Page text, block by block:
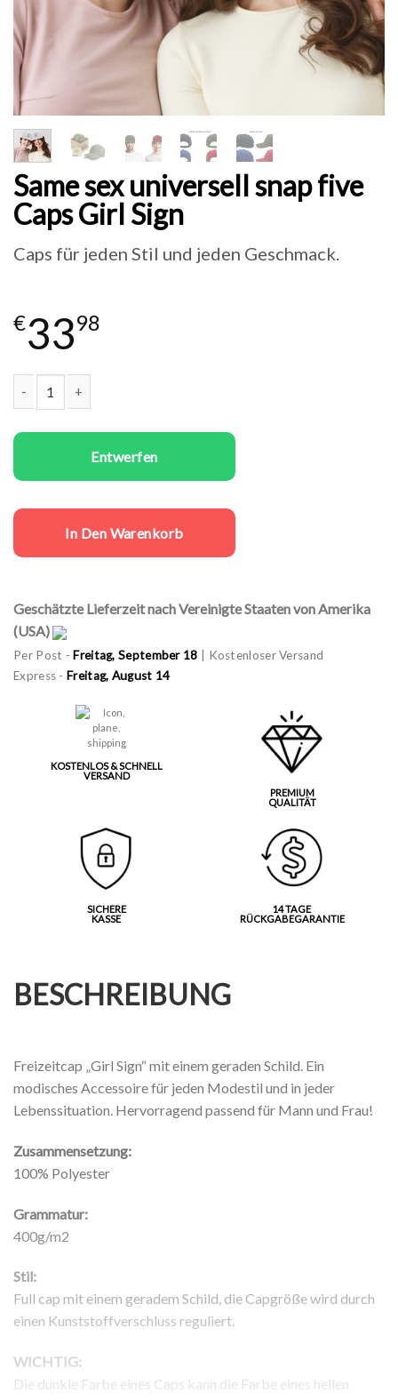
Same sex universell snap five
Caps Girl Sign
Caps für jeden Stil und jeden Geschmack.
€3398
Entwerfen
In Den Warenkorb
Geschätzte Lieferzeit nach Vereinigte Staaten von Amerika
(USA)
Per Post -Freitag, September 18 | Kostenloser Versand
Express - Freitag, August 14
KOSTENLOS & SCHNELL
VERSAND
PREMIUM
QUALITÄT
SICHERE
KASSE
14 TAGE
RÜCKGABEGARANTIE
BESCHREIBUNG
Freizeitcap „Girl Sign“ mit einem geraden Schild. Ein
modisches Accessoire für jeden Modestil und in jeder
Lebenssituation. Hervorragend passend für Mann und Frau!
Zusammensetzung:
100% Polyester
Grammatur:
400g/m2
Stil:
Full cap mit einem geradem Schild, die Capgröße wird durch
einen Kunststoffverschluss reguliert.
WICHTIG:
Die dunkle Farbe eines Caps kann die Farbe eines hellen